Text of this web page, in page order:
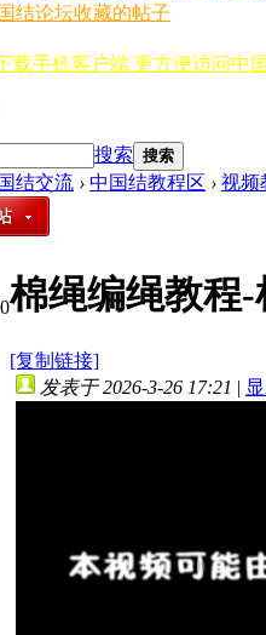
结论坛收藏的帖子
载手机客户端 更方便访问中
搜索 搜索
结交流 › 中国结教程区 › 视频
0棉绳编绳教程-
[复制链接]
发表于 2026-3-26 17:21 |